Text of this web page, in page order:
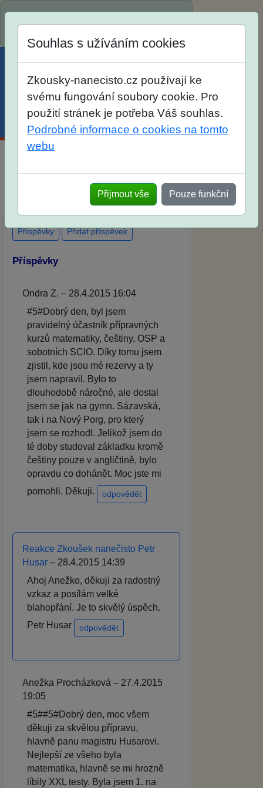
SŠ? Vaše ohlasy po skutečných
přijímacích zkouškách
Souhlas s užíváním cookies
Zkousky-nanecisto.cz používají ke
svému fungování soubory cookie. Pro
použití stránek je potřeba Váš souhlas.
Podrobné informace o cookies na tomto
webu
Přijmout vše Pouze funkční
Příspěvky Přidat příspěvek
Příspěvky
Ondra Z. – 28.4.2015 16:04
#5#Dobrý den, byl jsem
pravidelný účastník přípravných
kurzů matematiky, češtiny, OSP a
sobotních SCIO. Díky tomu jsem
zjistil, kde jsou mé rezervy a ty
jsem napravil. Bylo to
dlouhodobě náročné, ale dostal
jsem se jak na gymn. Sázavská,
tak i na Nový Porg, pro který
jsem se rozhodl. Jelikož jsem do
té doby studoval základku kromě
češtiny pouze v angličtině, bylo
opravdu co dohánět. Moc jste mi
pomohli. Děkuji.
odpovědět
Reakce Zkoušek nanečisto Petr
Husar – 28.4.2015 14:39
Ahoj Anežko, děkuji za radostný
vzkaz a posílám velké
blahopřání. Je to skvělý úspěch.
Petr Husar
odpovědět
Anežka Procházková – 27.4.2015
19:05
#5##5#Dobrý den, moc všem
děkuji za skvělou přípravu,
hlavně panu magistru Husarovi.
Nejlepší ze všeho byla
matematika, hlavně se mi hrozně
líbily XXL testy. Byla jsem 1. na